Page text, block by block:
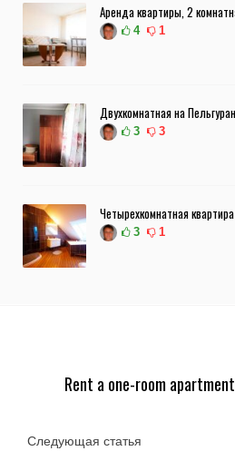
Аренда квартиры, 2
4 1
Двухкомнатная на
3 3
Четырехкомнатная
3 1
Rent a one-room
Следующая статья